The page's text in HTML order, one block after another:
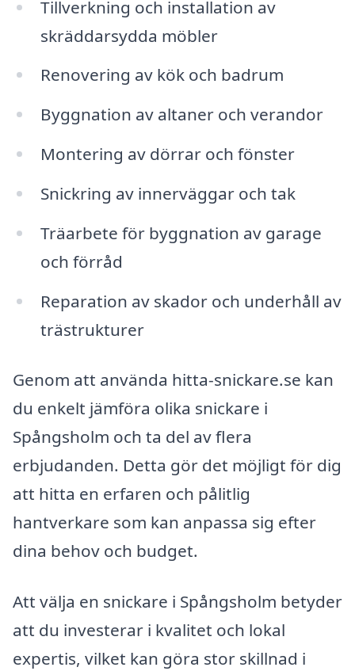
Tillverkning och installation av
skräddarsydda möbler
Renovering av kök och badrum
Byggnation av altaner och verandor
Montering av dörrar och fönster
Snickring av innerväggar och tak
Träarbete för byggnation av garage
och förråd
Reparation av skador och underhåll av
trästrukturer
Genom att använda hitta-snickare.se kan
du enkelt jämföra olika snickare i
Spångsholm och ta del av flera
erbjudanden. Detta gör det möjligt för dig
att hitta en erfaren och pålitlig
hantverkare som kan anpassa sig efter
dina behov och budget.
Att välja en snickare i Spångsholm betyder
att du investerar i kvalitet och lokal
expertis, vilket kan göra stor skillnad i